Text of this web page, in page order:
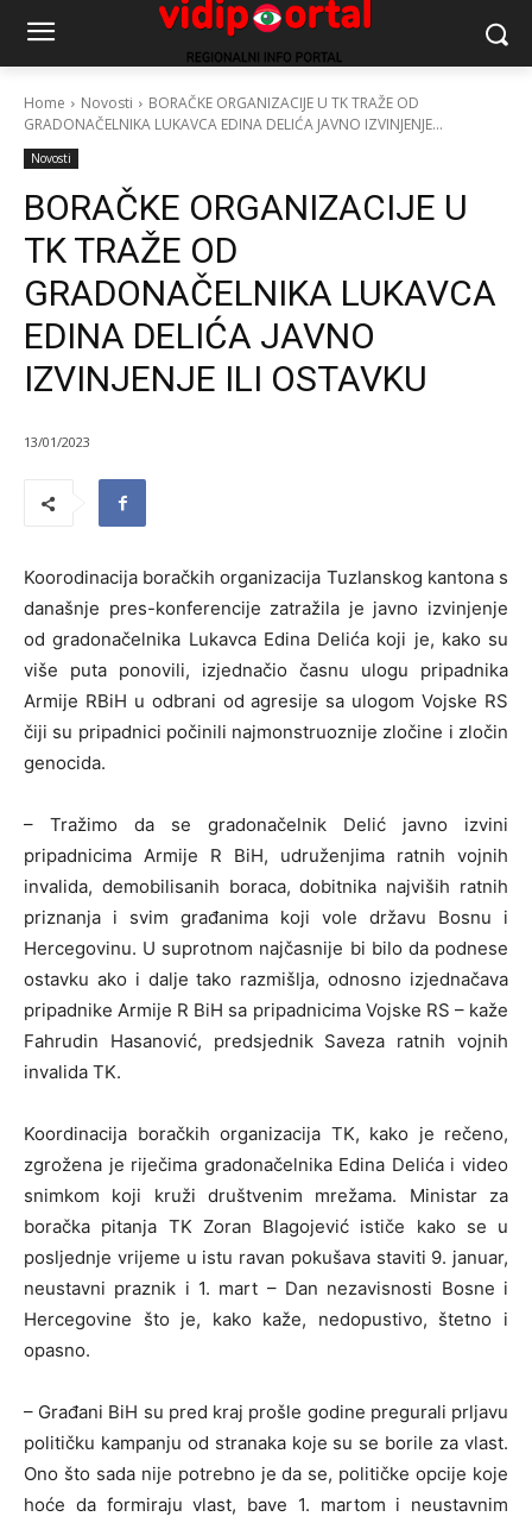
Home Novosti
BORAČKE ORGANIZACIJE U TK TRAŽE OD
GRADONAČELNIKA LUKAVCA EDINA DELIĆA JAVNO IZVINJENJE...
Novosti
BORAČKE ORGANIZACIJE U
TK TRAŽE OD
GRADONAČELNIKA LUKAVCA
EDINA DELIĆA JAVNO
IZVINJENJE ILI OSTAVKU
13/01/2023
Koorodinacija boračkih organizacija Tuzlanskog kantona s
današnje pres-konferencije zatražila je javno izvinjenje
od gradonačelnika Lukavca Edina Delića koji je, kako su
više puta ponovili, izjednačio časnu ulogu pripadnika
Armije RBiH u odbrani od agresije sa ulogom Vojske RS
čiji su pripadnici počinili najmonstruoznije zločine i zločin
genocida.
– Tražimo da se gradonačelnik Delić javno izvini
pripadnicima Armije R BiH, udruženjima ratnih vojnih
invalida, demobilisanih boraca, dobitnika najviših ratnih
priznanja i svim građanima koji vole državu Bosnu i
Hercegovinu. U suprotnom najčasnije bi bilo da podnese
ostavku ako i dalje tako razmišlja, odnosno izjednačava
pripadnike Armije R BiH sa pripadnicima Vojske RS – kaže
Fahrudin Hasanović, predsjednik Saveza ratnih vojnih
invalida TK.
Koordinacija boračkih organizacija TK, kako je rečeno,
zgrožena je riječima gradonačelnika Edina Delića i video
snimkom koji kruži društvenim mrežama. Ministar za
boračka pitanja TK Zoran Blagojević ističe kako se u
posljednje vrijeme u istu ravan pokušava staviti 9. januar,
neustavni praznik i 1. mart – Dan nezavisnosti Bosne i
Hercegovine što je, kako kaže, nedopustivo, štetno i
opasno.
– Građani BiH su pred kraj prošle godine pregurali prljavu
političku kampanju od stranaka koje su se borile za vlast.
Ono što sada nije potrebno je da se, političke opcije koje
hoće da formiraju vlast, bave 1. martom i neustavnim